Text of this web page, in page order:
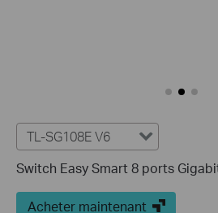
TL-SG108E V6
Switch Easy Smart 8 ports
Acheter maintenant